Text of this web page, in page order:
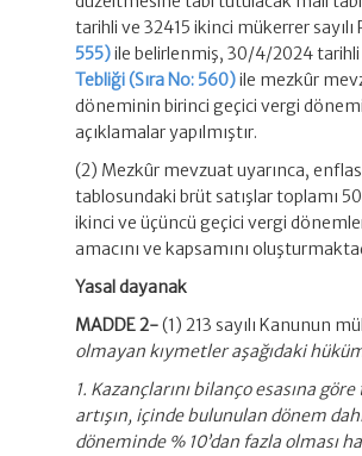
tarihli ve 32415 ikinci mükerrer
555)ile belirlenmiş, 30/4/2024 tarihli
Tebliği (Sıra No: 560)ile mezkûr
döneminin birinci geçici vergi
açıklamalar yapılmıştır.
(2) Mezkûr mevzuat uyarınca,
tablosundaki brüt satışlar toplamı
ikinci ve üçüncü geçici vergi
amacını ve kapsamını
Yasal dayanak
MADDE 2-(1) 213 sayılı Kanunun
olmayan kıymetler aşağıdaki
1. Kazançlarını bilanço esasına
artışın, içinde bulunulan dönem
döneminde % 10’dan fazla olması